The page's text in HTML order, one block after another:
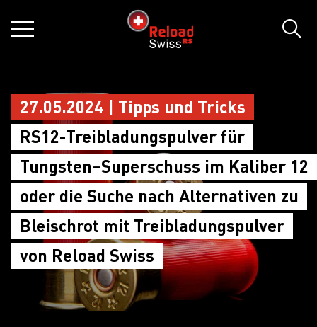
MENÜ
siteLogo
27.05.2024 | Tipps und Tricks
RS12-Treibladungspulver für
Tungsten–Superschuss im Kaliber 12
oder die Suche nach Alternativen zu
Bleischrot mit Treibladungspulver
von Reload Swiss